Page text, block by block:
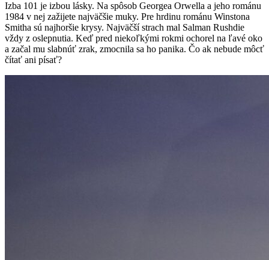
Izba 101 je izbou lásky. Na spôsob Georgea Orwella a jeho románu
1984 v nej zažijete najväčšie muky. Pre hrdinu románu Winstona
Smitha sú najhoršie krysy. Najväčší strach mal Salman Rushdie
vždy z oslepnutia. Keď pred niekoľkými rokmi ochorel na ľavé oko
a začal mu slabnúť zrak, zmocnila sa ho panika. Čo ak nebude môcť
čítať ani písať?